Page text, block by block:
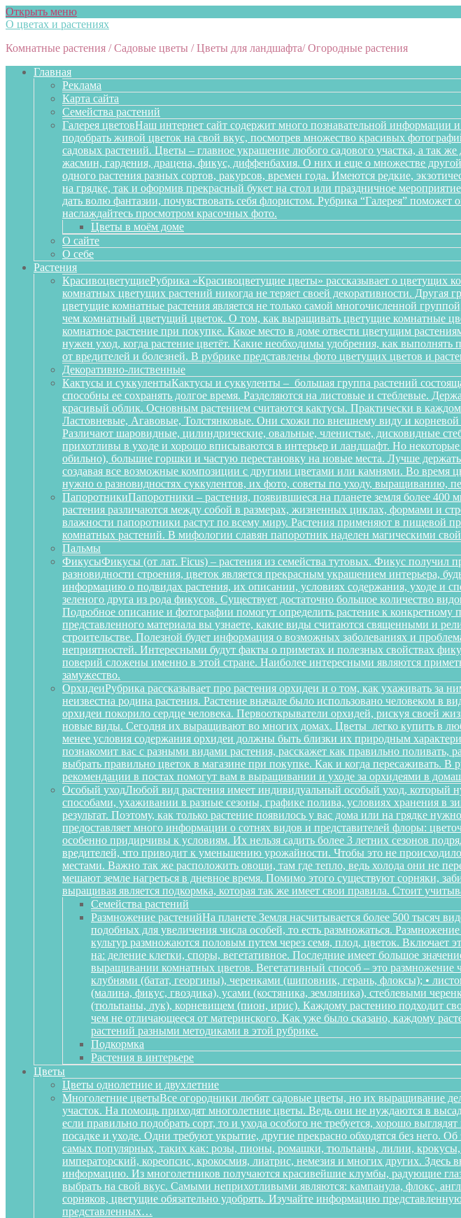
Открыть меню
О цветах и растениях
Комнатные растения / Садовые цветы / Цветы для ландшафта/ Огородные растения
Главная
Реклама
Карта сайта
Семейства растений
Галерея цветовНаш интернет сайт содержит много познавательной информации
подобрать живой цветок на свой вкус, посмотрев множество красивых
садовых растений. Цветы – главное украшение любого садового участка, а так
жасмин, гардения, драцена, фикус, диффенбахия. О них и еще о множестве
одного растения разных сортов, ракурсов, времен года. Имеются редкие,
на грядке, так и оформив прекрасный букет на стол или праздничное
дать волю фантазии, почувствовать себя флористом. Рубрика “Галерея”
наслаждайтесь просмотром красочных фото.
Цветы в моём доме
О сайте
О себе
Растения
КрасивоцветущиеРубрика «Красивоцветущие цветы» рассказывает о цветущих
комнатных цветущих растений никогда не теряет своей декоративности.
цветущие комнатные растения является не только самой многочисленной
чем комнатный цветущий цветок. О том, как выращивать цветущие комнатные
комнатное растение при покупке. Какое место в доме отвести цветущим
нужен уход, когда растение цветёт. Какие необходимы удобрения, как
от вредителей и болезней. В рубрике представлены фото цветущих цветов и
Декоративно-лиственные
Кактусы и суккулентыКактусы и суккуленты – большая группа растений
способны ее сохранять долгое время. Разделяются на листовые и стеблевые.
красивый облик. Основным растением считаются кактусы. Практически в
Ластовневые, Агавовые, Толстянковые. Они схожи по внешнему виду и
Различают шаровидные, цилиндрические, овальные, членистые, дисковидные
прихотливы в уходе и хорошо вписываются в интерьер и ландшафт. Но
обильно), большие горшки и частую перестановку на новые места. Лучше
создавая все возможные композиции с другими цветами или камнями. Во время
нужно о разновидностях суккулентов, их фото, советы по уходу, выращиванию,
ПапоротникиПапоротники – растения, появившиеся на планете земля более
растения различаются между собой в размерах, жизненных циклах, формами и
влажности папоротники растут по всему миру. Растения применяют в пищевой
комнатных растений. В мифологии славян папоротник наделен магическими
Пальмы
ФикусыФикусы (от лат. Ficus) – растения из семейства тутовых. Фикус получил
разновидности строения, цветок является прекрасным украшением интерьера,
информацию о подвидах растения, их описании, условиях содержания, уходе и
зеленого друга из рода фикусов. Существует достаточно большое количество
Подробное описание и фотографии помогут определить растение к
представленного материала вы узнаете, какие виды считаются священными и
строительстве. Полезной будет информация о возможных заболеваниях и
неприятностей. Интересными будут факты о приметах и полезных свойствах
поверий сложены именно в этой стране. Наиболее интересными являются
замужество.
ОрхидеиРубрика рассказывает про растения орхидеи и о том, как ухаживать
неизвестна родина растения. Растение вначале было использовано человеком
орхидеи покорило сердце человека. Первооткрыватели орхидей, рискуя своей
новые виды. Сегодня их выращивают во многих домах. Цветы легко купить в
менее условия содержания орхидеи должны быть близки их природным
познакомит вас с разными видами растения, расскажет как правильно
выбрать правильно цветок в магазине при покупке. Как и когда пересаживать.
рекомендации в постах помогут вам в выращивании и уходе за орхидеями в
Особый уходЛюбой вид растения имеет индивидуальный особый уход, который
способами, ухаживании в разные сезоны, графике полива, условиях хранения в
результат. Поэтому, как только растение появилось у вас дома или на грядке
предоставляет много информации о сотнях видов и представителей флоры:
особенно придирчивы к условиям. Их нельзя садить более 3 летних сезонов
вредителей, что приводит к уменьшению урожайности. Чтобы это не
местами. Важно так же расположить овощи, там где тепло, ведь холода они не
мешают земле нагреться в дневное время. Помимо этого существуют сорняки,
выращивая является подкормка, которая так же имеет свои правила. Стоит
Семейства растений
Размножение растенийНа планете Земля насчитывается более 500 тысяч
подобных для увеличения числа особей, то есть размножаться.
культур размножаются половым путем через семя, плод, цветок. Включает
на: деление клетки, споры, вегетативное. Последние имеет большое
выращивании комнатных цветов. Вегетативный способ – это размножение
клубнями (батат, георгины), черенками (шиповник, герань, флоксы); •
(малина, фикус, гвоздика), усами (костяника, земляника), стеблевыми
(тюльпаны, лук), корневищем (пион, ирис). Каждому растению подходит
чем не отличающееся от материнского. Как уже было сказано, каждому
растений разными методиками в этой рубрике.
Подкормка
Растения в интерьере
Цветы
Цветы однолетние и двухлетние
Многолетние цветыВсе огородники любят садовые цветы, но их выращивание
участок. На помощь приходят многолетние цветы. Ведь они не нуждаются в
если правильно подобрать сорт, то и ухода особого не требуется, хорошо
посадке и уходе. Одни требуют укрытие, другие прекрасно обходятся без него.
самых популярных, таких как: розы, пионы, ромашки, тюльпаны, лилии, крокусы,
императорский, кореопсис, крокосмия, лиатрис, немезия и многих других.
информацию. Из многолетников получаются красивейшие клумбы, радующие
выбрать на свой вкус. Самыми неприхотливыми являются: кампанула, флокс,
сорняков, цветущие обязательно удобрять. Изучайте информацию
представленных…